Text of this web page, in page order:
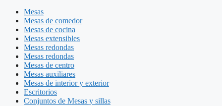
Mesas
Mesas de comedor
Mesas de cocina
Mesas extensibles
Mesas redondas
Mesas redondas
Mesas de centro
Mesas auxiliares
Mesas de interior y exterior
Escritorios
Conjuntos de Mesas y sillas